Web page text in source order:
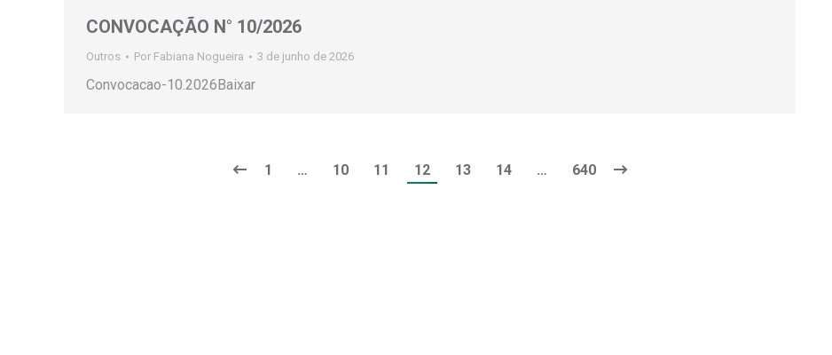
CONVOCAÇÃO N° 10/2026
Outros Por Fabiana Nogueira 3 de junho de 2026
Convocacao-10.2026Baixar
1 … 10 11 12 13 14 … 640